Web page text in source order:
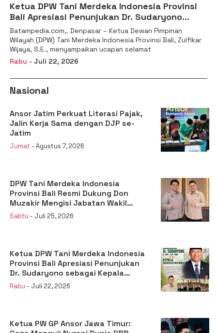
Ketua DPW Tani Merdeka Indonesia Provinsi
Bali Apresiasi Penunjukan Dr. Sudaryono
sebagai Kepala Badan Gizi Nasional
Batampedia.com,. Denpasar – Ketua Dewan Pimpinan
Wilayah (DPW) Tani Merdeka Indonesia Provinsi Bali, Zulfikar
Wijaya, S.E., menyampaikan ucapan selamat
Rabu - Juli 22, 2026
Nasional
Ansor Jatim Perkuat Literasi Pajak,
Jalin Kerja Sama dengan DJP se-
Jatim
Jumat - Agustus 7, 2026
DPW Tani Merdeka Indonesia
Provinsi Bali Resmi Dukung Don
Muzakir Mengisi Jabatan Wakil
Menteri Pertanian RI
Sabtu - Juli 25, 2026
Ketua DPW Tani Merdeka Indonesia
Provinsi Bali Apresiasi Penunjukan
Dr. Sudaryono sebagai Kepala
Badan Gizi Nasional
Rabu - Juli 22, 2026
Ketua PW GP Ansor Jawa Timur: